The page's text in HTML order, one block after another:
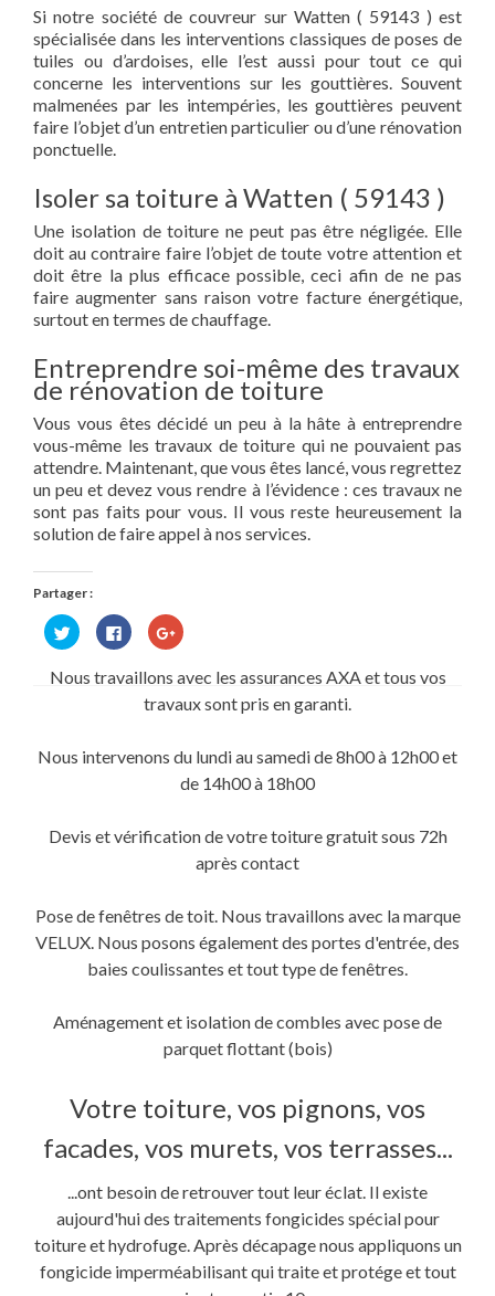
Si notre société de couvreur sur Watten ( 59143 ) est
spécialisée dans les interventions classiques de poses de
tuiles ou d’ardoises, elle l’est aussi pour tout ce qui
concerne les interventions sur les gouttières. Souvent
malmenées par les intempéries, les gouttières peuvent
faire l’objet d’un entretien particulier ou d’une rénovation
ponctuelle.
Isoler sa toiture à Watten ( 59143 )
Une isolation de toiture ne peut pas être négligée. Elle
doit au contraire faire l’objet de toute votre attention et
doit être la plus efficace possible, ceci afin de ne pas
faire augmenter sans raison votre facture énergétique,
surtout en termes de chauffage.
Entreprendre soi-même des travaux
de rénovation de toiture
Vous vous êtes décidé un peu à la hâte à entreprendre
vous-même les travaux de toiture qui ne pouvaient pas
attendre. Maintenant, que vous êtes lancé, vous regrettez
un peu et devez vous rendre à l’évidence : ces travaux ne
sont pas faits pour vous. Il vous reste heureusement la
solution de faire appel à nos services.
Partager :
Cliquez
pour
partager
Twitter(ouvre
Cliquez
pour
partager
sur
Facebook(ouvre
dans
une
Cliquez
pour
Google+
dans
fenêtre)
Nous travaillons avec les assurances AXA et tous vos
travaux sont pris en garanti.
Nous intervenons du lundi au samedi de 8h00 à 12h00 et
de 14h00 à 18h00
Devis et vérification de votre toiture gratuit sous 72h
après contact
Pose de fenêtres de toit. Nous travaillons avec la marque
VELUX. Nous posons également des portes d'entrée, des
baies coulissantes et tout type de fenêtres.
Aménagement et isolation de combles avec pose de
parquet flottant (bois)
Votre toiture, vos pignons, vos
facades, vos murets, vos terrasses...
...ont besoin de retrouver tout leur éclat. Il existe
aujourd'hui des traitements fongicides spécial pour
toiture et hydrofuge. Après décapage nous appliquons un
fongicide imperméabilisant qui traite et protége et tout